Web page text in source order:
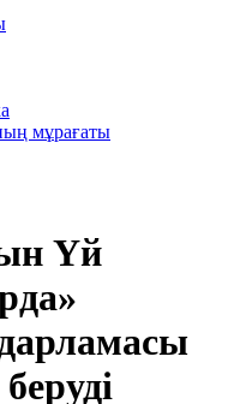
мұрағаты
Үй